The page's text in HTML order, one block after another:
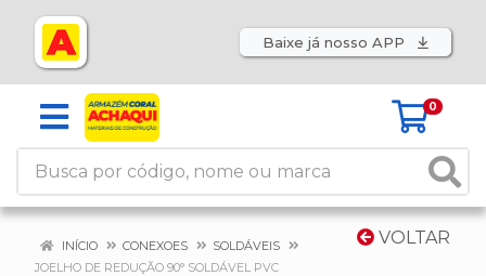
Baixe já nosso APP
0
VOLTAR
INÍCIO CONEXOES
SOLDÁVEIS
JOELHO DE REDUÇÃO 90° SOLDÁVEL PVC